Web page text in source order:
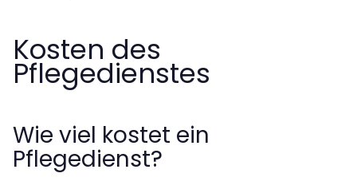
Kosten des
Pflegedienstes
Wie viel kostet ein
Pflegedienst?